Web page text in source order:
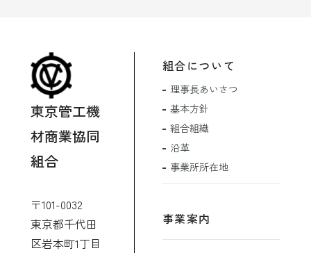
東京管工機
材商業協同
組合
〒101-0032
東京都千代田
区岩本町1丁目
組合について
理事長あいさつ
基本方針
組合組織
沿革
事業所所在地
事業案内